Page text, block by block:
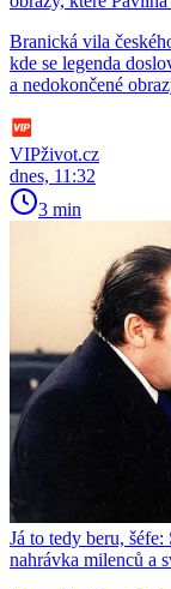
Branická vila
kde se legenda
a nedokončené
VIPživot.cz
dnes, 11:32
3 min
Já to tedy beru,
nahrávka milenců a